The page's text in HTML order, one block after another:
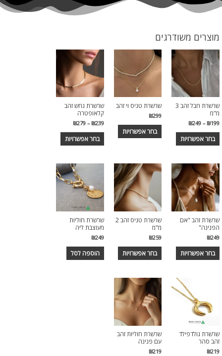
מוצרים משודרגים
שרשרת חבל זהב 3
מ"מ
₪199
–
₪249
בחר אפשרויות
שרשרת טניס וי זהב
₪299
בחר אפשרויות
שרשרת נחש זהב
קלאופטרה
₪239
–
₪279
בחר אפשרויות
שרשרת זהב "אם
הפנינה"
₪249
בחר אפשרויות
שרשרת טניס זהב 2
מ"מ
₪259
בחר אפשרויות
שרשרת חוליות
מעוצבת ליה
₪249
הוספה לסל
שרשרת גולדפילד
זהב סהר
₪219
שרשרת חוליות זהב
עם פנינה
₪219